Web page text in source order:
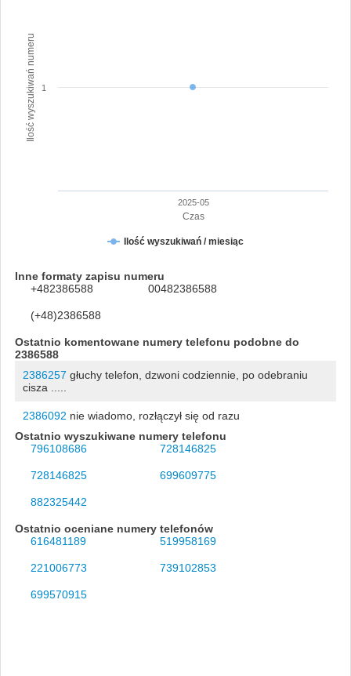
Czas
Ilość wyszukiwań numeru
Ilość wyszukiwań / miesiąc
2025-05
1
Inne formaty zapisu numeru
+482386588
00482386588
(+48)2386588
Ostatnio komentowane numery telefonu podobne do
2386588
2386257 głuchy telefon, dzwoni codziennie, po odebraniu
cisza .....
2386092 nie wiadomo, rozłączył się od razu
Ostatnio wyszukiwane numery telefonu
796108686
728146825
728146825 699609775
882325442
Ostatnio oceniane numery telefonów
616481189
519958169
221006773 739102853
699570915